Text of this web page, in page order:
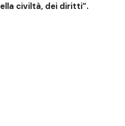
civiltà, dei diritti”.